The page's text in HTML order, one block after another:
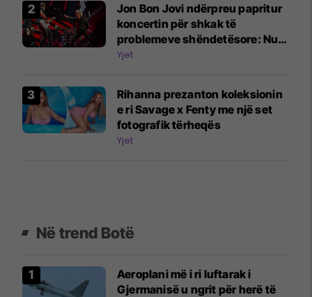
Jon Bon Jovi ndërpreu papritur
koncertin për shkak të
problemeve shëndetësore: Nuk
po e merrni edicionin tim më të
Yjet
Rihanna prezanton koleksionin
e ri Savage x Fenty me një set
fotografik tërheqës
Yjet
Në trend Botë
Aeroplani më i ri luftarak i
Gjermanisë u ngrit për herë të